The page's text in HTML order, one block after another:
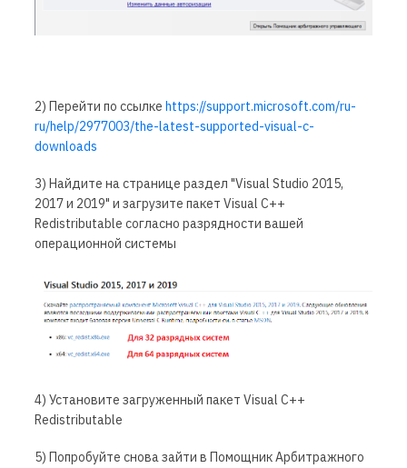
2) Перейти по ссылке https://support.microsoft.com/ru-
ru/help/2977003/the-latest-supported-visual-c-
downloads
3) Найдите на странице раздел "Visual Studio 2015,
2017 и 2019" и загрузите пакет Visual C++
Redistributable согласно разрядности вашей
операционной системы
4) Установите загруженный пакет Visual C++
Redistributable
5) Попробуйте снова зайти в Помощник Арбитражного